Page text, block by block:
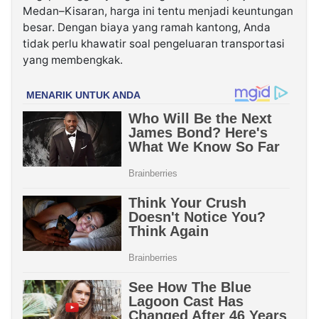
Medan–Kisaran, harga ini tentu menjadi keuntungan
besar. Dengan biaya yang ramah kantong, Anda
tidak perlu khawatir soal pengeluaran transportasi
yang membengkak.